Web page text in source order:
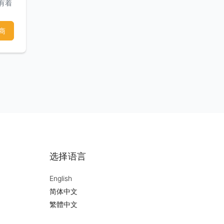
着
选择语言
English
简体中文
繁體中文